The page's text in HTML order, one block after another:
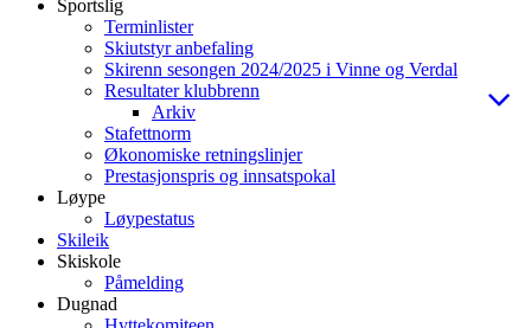
Sportslig
Terminlister
Skiutstyr anbefaling
Skirenn sesongen 2024/2025 i Vinne og Verdal
Resultater klubbrenn
Arkiv
Stafettnorm
Økonomiske retningslinjer
Prestasjonspris og innsatspokal
Løype
Løypestatus
Skileik
Skiskole
Påmelding
Dugnad